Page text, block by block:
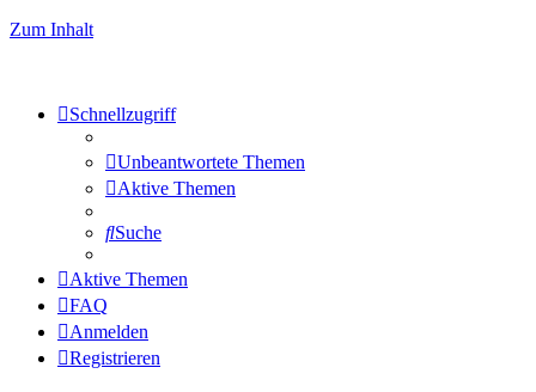
Zum Inhalt
Schnellzugriff
Unbeantwortete Themen
Aktive Themen
Suche
Aktive Themen
FAQ
Anmelden
Registrieren